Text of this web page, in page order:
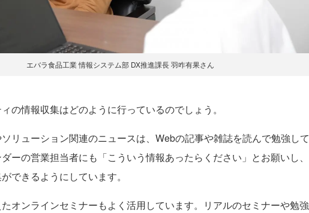
エバラ食品工業 情報システム部 DX推進課長 羽咋有果さん
の情報収集はどのように行っているのでしょう。
リューション関連のニュースは、Webの記事や雑誌を読んで勉強して
ーの営業担当者にも「こういう情報あったらください」とお願いし、
できるようにしています。
オンラインセミナーもよく活用しています。リアルのセミナーや勉強